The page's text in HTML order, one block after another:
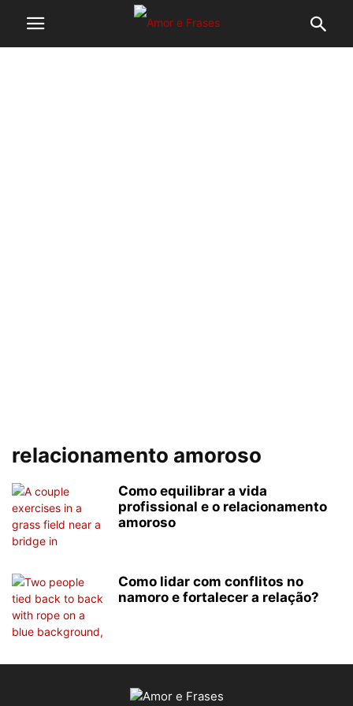
relacionamento amoroso
Como equilibrar a vida
profissional e o relacionamento
amoroso
Como lidar com conflitos no
namoro e fortalecer a relação?